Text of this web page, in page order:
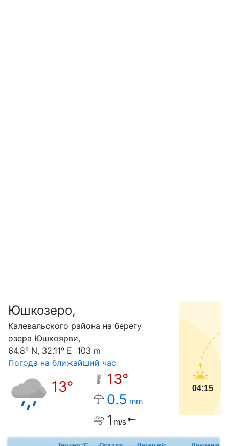
Юшкозеро,
Калевальского района на берегу
озера Юшкоярви,
64.8° N, 32.11° E 103 m
Погода на ближайший час
13°
13°
0.5 mm
1 m/s
04:15